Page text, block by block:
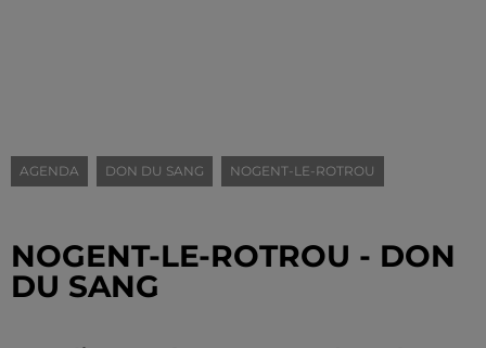
AGENDA DON DU SANG NOGENT-LE-ROTROU
NOGENT-LE-ROTROU - DON
DU SANG